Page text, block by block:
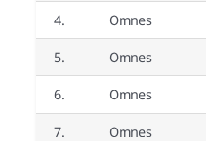
4. Omnes
5. Omnes
6. Omnes
7. Omnes